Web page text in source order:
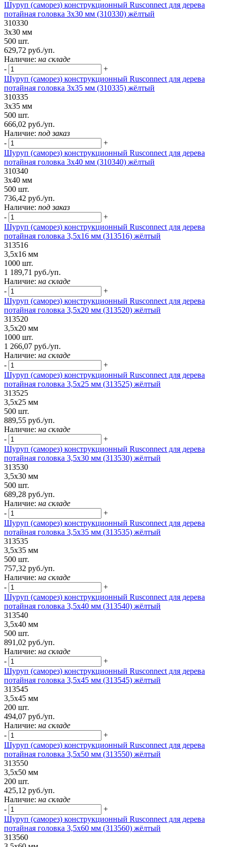
Шуруп (саморез) конструкционный Rusconnect для дерева
потайная головка 3х30 мм (310330) жёлтый
310330
3х30 мм
500 шт.
629,72 руб./уп.
Наличие: на складе
-
+
Шуруп (саморез) конструкционный Rusconnect для дерева
потайная головка 3х35 мм (310335) жёлтый
310335
3х35 мм
500 шт.
666,02 руб./уп.
Наличие: под заказ
-
+
Шуруп (саморез) конструкционный Rusconnect для дерева
потайная головка 3х40 мм (310340) жёлтый
310340
3х40 мм
500 шт.
736,42 руб./уп.
Наличие: под заказ
-
+
Шуруп (саморез) конструкционный Rusconnect для дерева
потайная головка 3,5х16 мм (313516) жёлтый
313516
3,5х16 мм
1000 шт.
1 189,71 руб./уп.
Наличие: на складе
-
+
Шуруп (саморез) конструкционный Rusconnect для дерева
потайная головка 3,5х20 мм (313520) жёлтый
313520
3,5х20 мм
1000 шт.
1 266,07 руб./уп.
Наличие: на складе
-
+
Шуруп (саморез) конструкционный Rusconnect для дерева
потайная головка 3,5х25 мм (313525) жёлтый
313525
3,5х25 мм
500 шт.
889,55 руб./уп.
Наличие: на складе
-
+
Шуруп (саморез) конструкционный Rusconnect для дерева
потайная головка 3,5х30 мм (313530) жёлтый
313530
3,5х30 мм
500 шт.
689,28 руб./уп.
Наличие: на складе
-
+
Шуруп (саморез) конструкционный Rusconnect для дерева
потайная головка 3,5х35 мм (313535) жёлтый
313535
3,5х35 мм
500 шт.
757,32 руб./уп.
Наличие: на складе
-
+
Шуруп (саморез) конструкционный Rusconnect для дерева
потайная головка 3,5х40 мм (313540) жёлтый
313540
3,5х40 мм
500 шт.
891,02 руб./уп.
Наличие: на складе
-
+
Шуруп (саморез) конструкционный Rusconnect для дерева
потайная головка 3,5х45 мм (313545) жёлтый
313545
3,5х45 мм
200 шт.
494,07 руб./уп.
Наличие: на складе
-
+
Шуруп (саморез) конструкционный Rusconnect для дерева
потайная головка 3,5х50 мм (313550) жёлтый
313550
3,5х50 мм
200 шт.
425,12 руб./уп.
Наличие: на складе
-
+
Шуруп (саморез) конструкционный Rusconnect для дерева
потайная головка 3,5х60 мм (313560) жёлтый
313560